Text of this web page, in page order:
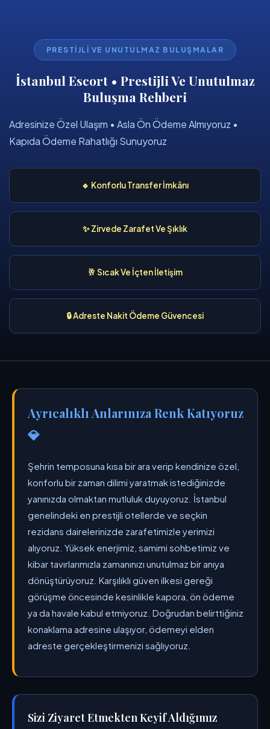
PRESTIJLI VE UNUTULMAZ BULUŞMALAR
İstanbul Escort • Prestijli Ve Unutulmaz
Buluşma Rehberi
Adresinize Özel Ulaşım • Asla Ön Ödeme Almıyoruz •
Kapıda Ödeme Rahatlığı Sunuyoruz
🔹 Konforlu Transfer İmkânı
✨ Zirvede Zarafet Ve Şıklık
🥂 Sıcak Ve İçten İletişim
🔒 Adreste Nakit Ödeme Güvencesi
Ayrıcalıklı Anlarınıza Renk Katıyoruz
💎
Şehrin temposuna kısa bir ara verip kendinize özel,
konforlu bir zaman dilimi yaratmak istediğinizde
yanınızda olmaktan mutluluk duyuyoruz. İstanbul
genelindeki en prestijli otellerde ve seçkin
rezidans dairelerinizde zarafetimizle yerimizi
alıyoruz. Yüksek enerjimiz, samimi sohbetimiz ve
kibar tavırlarımızla zamanınızı unutulmaz bir anıya
dönüştürüyoruz. Karşılıklı güven ilkesi gereği
görüşme öncesinde kesinlikle kapora, ön ödeme
ya da havale kabul etmiyoruz. Doğrudan belirttiğiniz
konaklama adresine ulaşıyor, ödemeyi elden
adreste gerçekleştirmenizi sağlıyoruz.
Sizi Ziyaret Etmekten Keyif Aldığımız